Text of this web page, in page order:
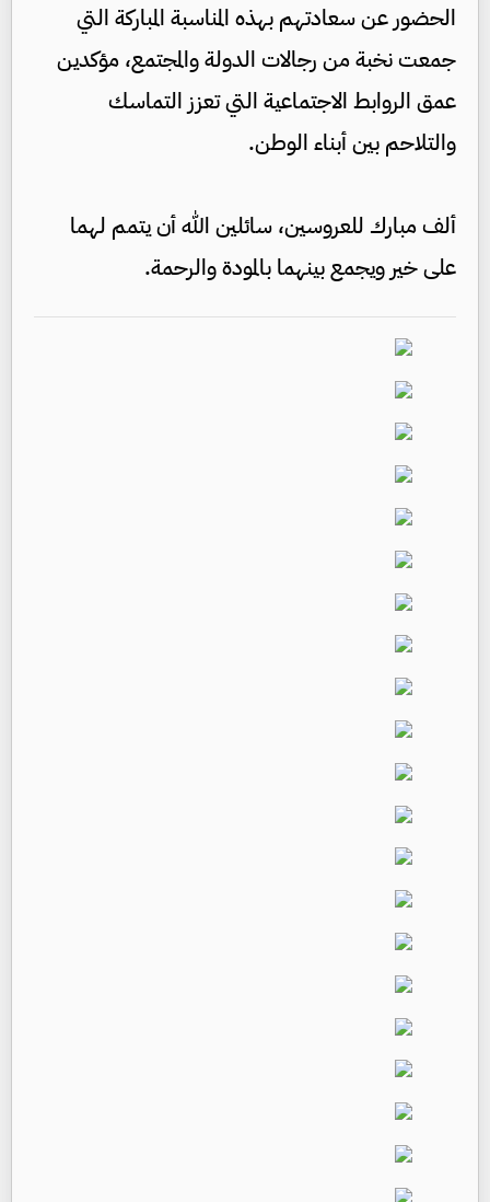
الحضور عن سعادتهم بهذه المناسبة المباركة التي
جمعت نخبة من رجالات الدولة والمجتمع، مؤكدين
عمق الروابط الاجتماعية التي تعزز التماسك
والتلاحم بين أبناء الوطن.
ألف مبارك للعروسين، سائلين الله أن يتمم لهما
على خير ويجمع بينهما بالمودة والرحمة.